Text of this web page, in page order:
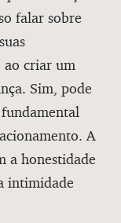
falar sobre
ao criar um
Sim, pode
A
a honestidade
intimidade